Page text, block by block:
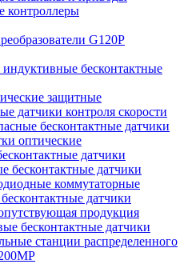
контроллеры
G120P
бесконтактные
защитные
датчики контроля скорости
бесконтактные датчики
оптические
датчики
бесконтактные датчики
коммутаторные
датчики
продукция
бесконтактные датчики
станции распределенного